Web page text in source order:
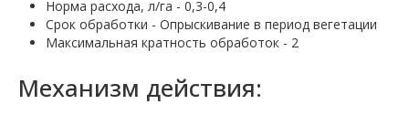
Норма расхода, л/га - 0,3-0,4
Срок обработки - Опрыскивание в период вегетации
Максимальная кратность обработок - 2
Механизм действия: